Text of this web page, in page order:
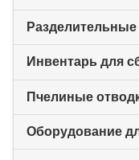
Инвентарь для
Оборудование